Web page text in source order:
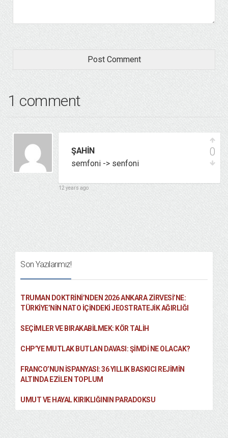
1 comment
ŞAHIN
semfoni -> senfoni
0
12 years ago
Son Yazılarımız!
TRUMAN DOKTRINI’NDEN 2026 ANKARA ZIRVESI’NE:
TÜRKIYE’NIN NATO İÇINDEKI JEOSTRATEJIK AĞIRLIĞI
SEÇIMLER VE BIRAKABILMEK: KÖR TALIH
CHP’YE MUTLAK BUTLAN DAVASI: ŞİMDİ NE OLACAK?
FRANCO’NUN İSPANYASI: 36 YILLIK BASKICI REJIMIN
ALTINDA EZILEN TOPLUM
UMUT VE HAYAL KIRIKLIĞININ PARADOKSU